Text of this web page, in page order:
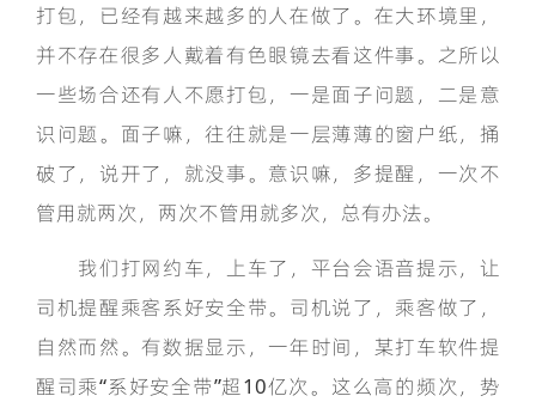
打包，已经有越来越多的人在做了。在大环境里，
并不存在很多人戴着有色眼镜去看这件事。之所以
一些场合还有人不愿打包，一是面子问题，二是意
识问题。面子嘛，往往就是一层薄薄的窗户纸，捅
破了，说开了，就没事。意识嘛，多提醒，一次不
管用就两次，两次不管用就多次，总有办法。
我们打网约车，上车了，平台会语音提示，让
司机提醒乘客系好安全带。司机说了，乘客做了，
自然而然。有数据显示，一年时间，某打车软件提
醒司乘“系好安全带”超10亿次。这么高的频次，势